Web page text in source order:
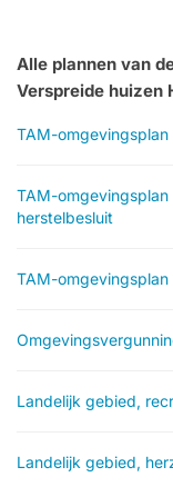
Alle plannen van
Verspreide huizen
TAM-
TAM-
herstelbesluit
TAM-omgevingsplan
Landelijk gebied,
Landelijk gebied,